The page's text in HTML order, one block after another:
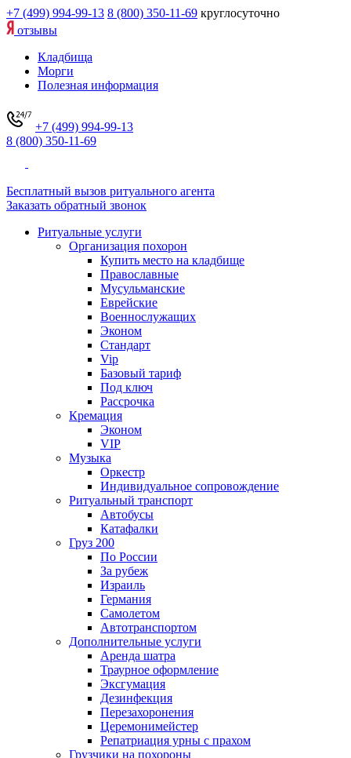
+7 (499) 994-99-13 8 (800) 350-11-69 круглосуточно
отзывы
Кладбища
Морги
Полезная информация
+7 (499) 994-99-13
8 (800) 350-11-69
Бесплатный вызов ритуального агента
Заказать обратный звонок
Ритуальные услуги
Организация похорон
Купить место на кладбище
Православные
Мусульманские
Еврейские
Военнослужащих
Эконом
Стандарт
Vip
Базовый тариф
Под ключ
Рассрочка
Кремация
Эконом
VIP
Музыка
Оркестр
Индивидуальное сопровождение
Ритуальный транспорт
Автобусы
Катафалки
Груз 200
По России
За рубеж
Израиль
Германия
Самолетом
Автотранспортом
Дополнительные услуги
Аренда шатра
Траурное оформление
Эксгумация
Дезинфекция
Перезахоронения
Церемонимейстер
Репатриация урны с прахом
Грузчики на похороны